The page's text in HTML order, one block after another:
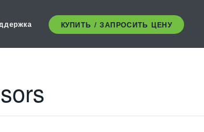
КУПИТЬ / ЗАПРОСИТЬ ЦЕНУ